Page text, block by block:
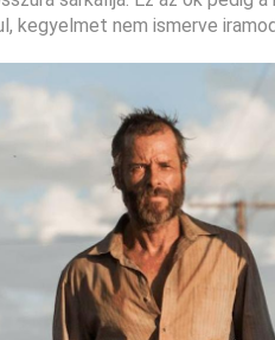
kegyelmet nem ismerve